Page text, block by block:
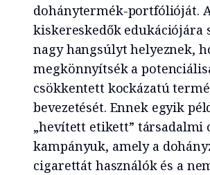
dohánytermék-portfólióját.
kiskereskedők edukációjára
nagy hangsúlyt helyeznek,
megkönnyítsék a
csökkentett kockázatú
bevezetését. Ennek egyik
„hevített etikett” társadalmi
kampányuk, amely a
cigarettát használók és a